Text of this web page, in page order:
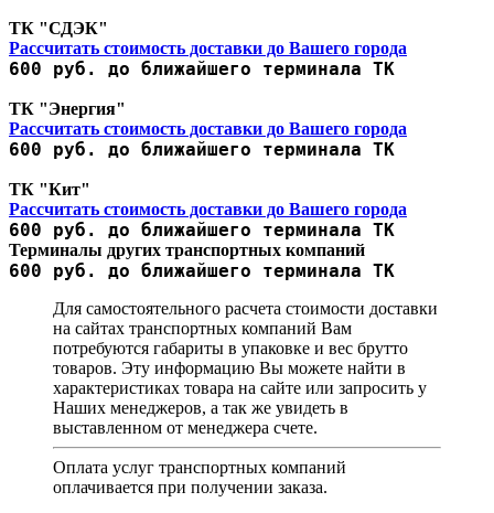
ТК "СДЭК"
Рассчитать стоимость доставки до Вашего города
600 руб. до ближайшего терминала ТК
ТК "Энергия"
Рассчитать стоимость доставки до Вашего города
600 руб. до ближайшего терминала ТК
ТК "Кит"
Рассчитать стоимость доставки до Вашего города
600 руб. до ближайшего терминала ТК
Терминалы других транспортных компаний
600 руб. до ближайшего терминала ТК
Для самостоятельного расчета стоимости доставки
на сайтах транспортных компаний Вам
потребуются габариты в упаковке и вес брутто
товаров. Эту информацию Вы можете найти в
характеристиках товара на сайте или запросить у
Наших менеджеров, а так же увидеть в
выставленном от менеджера счете.
Оплата услуг транспортных компаний
оплачивается при получении заказа.